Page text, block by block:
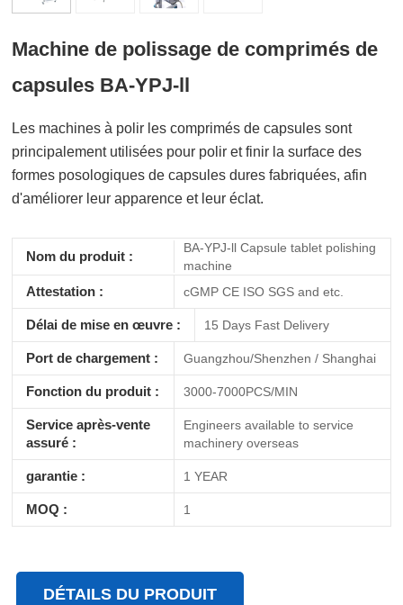
Machine de polissage de comprimés de
capsules BA-YPJ-ll
Les machines à polir les comprimés de capsules sont
principalement utilisées pour polir et finir la surface des
formes posologiques de capsules dures fabriquées, afin
d'améliorer leur apparence et leur éclat.
Nom du produit :
BA-YPJ-ll Capsule tablet polishing
machine
Attestation : cGMP CE ISO SGS and etc.
Délai de mise en œuvre : 15 Days Fast Delivery
Port de chargement : Guangzhou/Shenzhen / Shanghai
Fonction du produit : 3000-7000PCS/MIN
Service après-vente
assuré :
Engineers available to service
machinery overseas
garantie : 1 YEAR
MOQ : 1
DÉTAILS DU PRODUIT